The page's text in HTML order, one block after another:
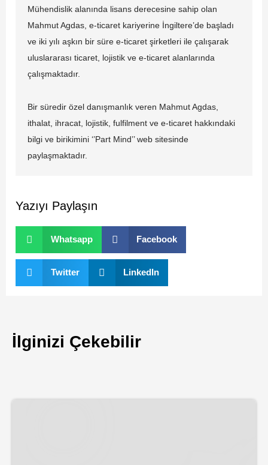
Mühendislik alanında lisans derecesine sahip olan
Mahmut Agdas, e-ticaret kariyerine İngiltere’de başladı
ve iki yılı aşkın bir süre e-ticaret şirketleri ile çalışarak
uluslararası ticaret, lojistik ve e-ticaret alanlarında
çalışmaktadır.
Bir süredir özel danışmanlık veren Mahmut Agdas,
ithalat, ihracat, lojistik, fulfilment ve e-ticaret hakkındaki
bilgi ve birikimini ‘’Part Mind’’ web sitesinde
paylaşmaktadır.
Yazıyı Paylaşın
Whatsapp Facebook
Twitter LinkedIn
İlginizi Çekebilir